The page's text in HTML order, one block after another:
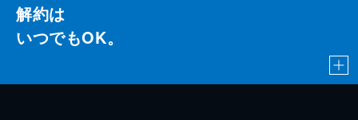
解約は
いつでもOK。